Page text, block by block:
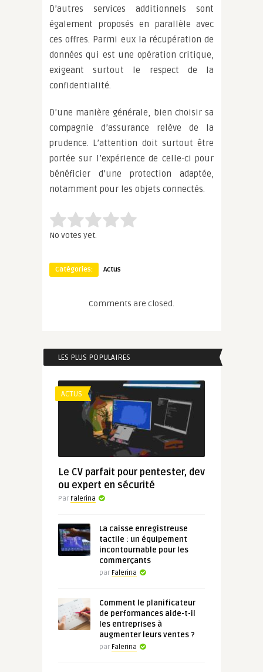
D’autres services additionnels sont
également proposés en parallèle avec
ces offres. Parmi eux la récupération de
données qui est une opération critique,
exigeant surtout le respect de la
confidentialité.
D’une manière générale, bien choisir sa
compagnie d’assurance relève de la
prudence. L’attention doit surtout être
portée sur l’expérience de celle-ci pour
bénéficier d’une protection adaptée,
notamment pour les objets connectés.
Rate this item: Submit Rating
No votes yet.
Catégories: Actus
Comments are closed.
LES PLUS POPULAIRES
ACTUS
Le CV parfait pour pentester, dev
ou expert en sécurité
Par Falerina
La caisse enregistreuse
tactile : un équipement
incontournable pour les
commerçants
par Falerina
Comment le planificateur
de performances aide-t-il
les entreprises à
augmenter leurs ventes ?
par Falerina